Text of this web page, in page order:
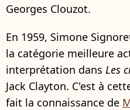
Georges Clouzot.
En 1959, Simone
la catégorie meilleure
interprétation dans Les
Jack Clayton. C'est à
fait la connaissance de